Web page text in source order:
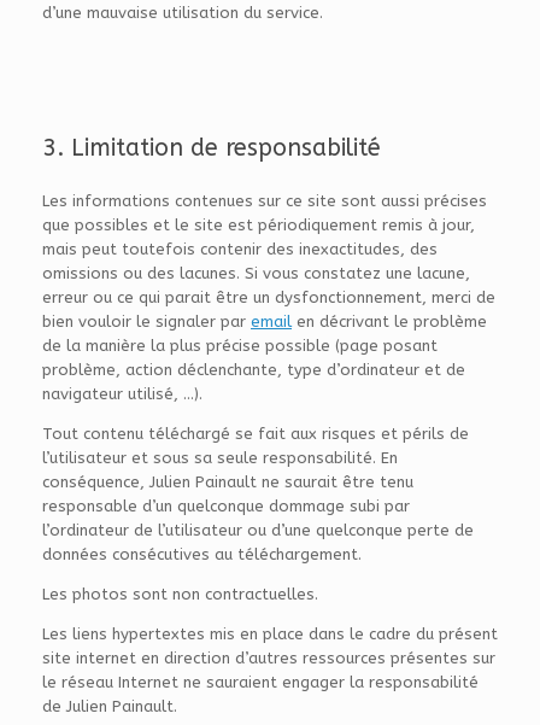
d’une mauvaise utilisation du service.
3. Limitation de responsabilité
Les informations contenues sur ce site sont aussi précises
que possibles et le site est périodiquement remis à jour,
mais peut toutefois contenir des inexactitudes, des
omissions ou des lacunes. Si vous constatez une lacune,
erreur ou ce qui parait être un dysfonctionnement, merci de
bien vouloir le signaler par emailen décrivant le problème
de la manière la plus précise possible (page posant
problème, action déclenchante, type d’ordinateur et de
navigateur utilisé, …).
Tout contenu téléchargé se fait aux risques et périls de
l’utilisateur et sous sa seule responsabilité. En
conséquence, Julien Painault ne saurait être tenu
responsable d’un quelconque dommage subi par
l’ordinateur de l’utilisateur ou d’une quelconque perte de
données consécutives au téléchargement.
Les photos sont non contractuelles.
Les liens hypertextes mis en place dans le cadre du présent
site internet en direction d’autres ressources présentes sur
le réseau Internet ne sauraient engager la responsabilité
de Julien Painault.